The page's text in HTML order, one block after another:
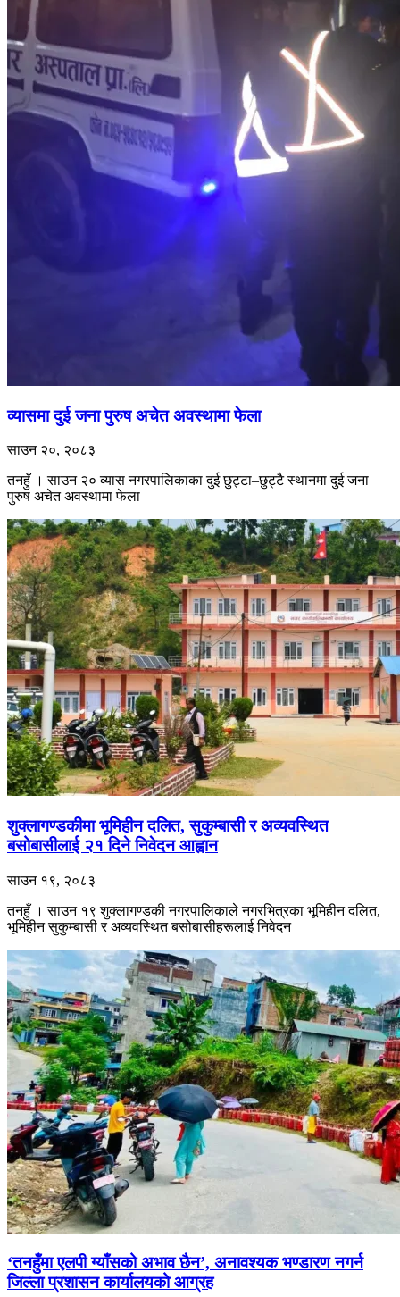
व्यासमा दुई जना पुरुष अचेत अवस्थामा फेला
साउन २०, २०८३
तनहुँ । साउन २० व्यास नगरपालिकाका दुई छुट्टा–छुट्टै स्थानमा दुई जना
पुरुष अचेत अवस्थामा फेला
शुक्लागण्डकीमा भूमिहीन दलित, सुकुम्बासी र अव्यवस्थित
बसोबासीलाई २१ दिने निवेदन आह्वान
साउन १९, २०८३
तनहुँ । साउन १९ शुक्लागण्डकी नगरपालिकाले नगरभित्रका भूमिहीन दलित,
भूमिहीन सुकुम्बासी र अव्यवस्थित बसोबासीहरूलाई निवेदन
‘तनहुँमा एलपी ग्याँसको अभाव छैन’, अनावश्यक भण्डारण नगर्न
जिल्ला प्रशासन कार्यालयको आग्रह